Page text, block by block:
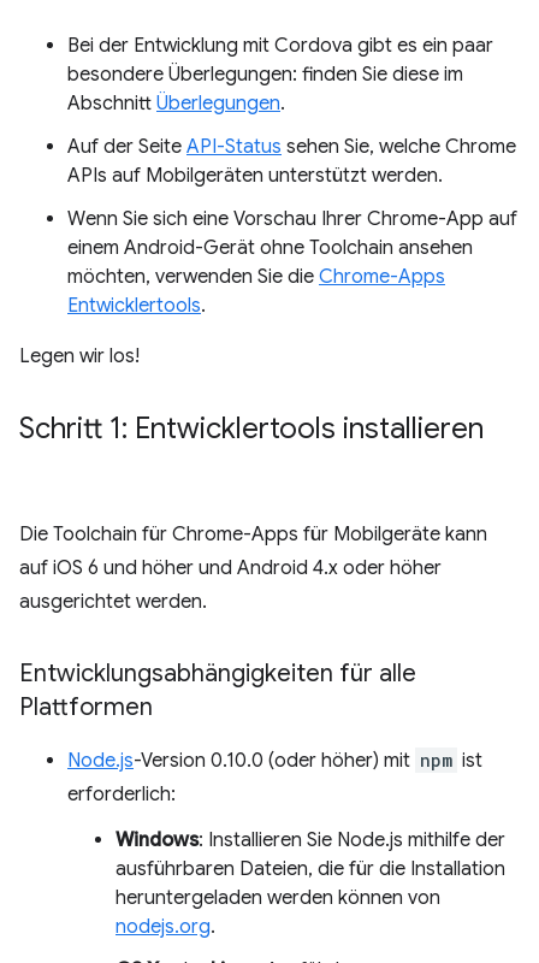
Bei der Entwicklung mit Cordova gibt es ein paar
besondere Überlegungen: finden Sie diese im
Abschnitt Überlegungen.
Auf der Seite API-Status sehen Sie, welche Chrome
APIs auf Mobilgeräten unterstützt werden.
Wenn Sie sich eine Vorschau Ihrer Chrome-App auf
einem Android-Gerät ohne Toolchain ansehen
möchten, verwenden Sie die Chrome-Apps
Entwicklertools.
Legen wir los!
Schritt 1: Entwicklertools installieren
Die Toolchain für Chrome-Apps für Mobilgeräte kann
auf iOS 6 und höher und Android 4.x oder höher
ausgerichtet werden.
Entwicklungsabhängigkeiten für alle
Plattformen
Node.js-Version 0.10.0 (oder höher) mit npm ist
erforderlich:
Windows: Installieren Sie Node.js mithilfe der
ausführbaren Dateien, die für die Installation
heruntergeladen werden können von
nodejs.org.